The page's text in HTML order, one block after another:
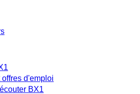
d'emploi
BX1